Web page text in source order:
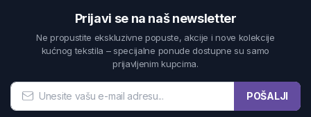
Prijavi se na naš newsletter
Ne propustite ekskluzivne popuste, akcije i nove kolekcije
kućnog tekstila – specijalne ponude dostupne su samo
prijavljenim kupcima.
POŠALJI